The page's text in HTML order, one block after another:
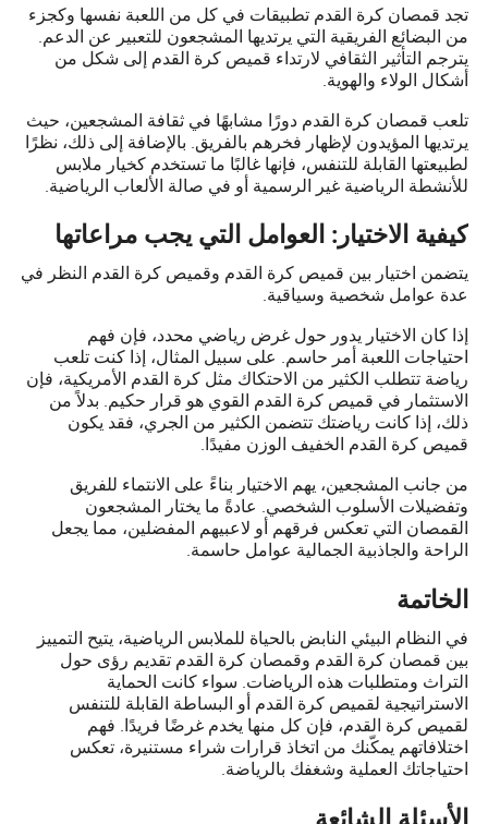
تجد قمصان كرة القدم تطبيقات في كل من اللعبة نفسها وكجزء
من البضائع الفريقية التي يرتديها المشجعون للتعبير عن الدعم.
يترجم التأثير الثقافي لارتداء قميص كرة القدم إلى شكل من
أشكال الولاء والهوية.
تلعب قمصان كرة القدم دورًا مشابهًا في ثقافة المشجعين، حيث
يرتديها المؤيدون لإظهار فخرهم بالفريق. بالإضافة إلى ذلك، نظرًا
لطبيعتها القابلة للتنفس، فإنها غالبًا ما تستخدم كخيار ملابس
للأنشطة الرياضية غير الرسمية أو في صالة الألعاب الرياضية.
كيفية الاختيار: العوامل التي يجب مراعاتها
يتضمن اختيار بين قميص كرة القدم وقميص كرة القدم النظر في
عدة عوامل شخصية وسياقية.
إذا كان الاختيار يدور حول غرض رياضي محدد، فإن فهم
احتياجات اللعبة أمر حاسم. على سبيل المثال، إذا كنت تلعب
رياضة تتطلب الكثير من الاحتكاك مثل كرة القدم الأمريكية، فإن
الاستثمار في قميص كرة القدم القوي هو قرار حكيم. بدلاً من
ذلك، إذا كانت رياضتك تتضمن الكثير من الجري، فقد يكون
قميص كرة القدم الخفيف الوزن مفيدًا.
من جانب المشجعين، يهم الاختيار بناءً على الانتماء للفريق
وتفضيلات الأسلوب الشخصي. عادةً ما يختار المشجعون
القمصان التي تعكس فرقهم أو لاعبيهم المفضلين، مما يجعل
الراحة والجاذبية الجمالية عوامل حاسمة.
الخاتمة
في النظام البيئي النابض بالحياة للملابس الرياضية، يتيح التمييز
بين قمصان كرة القدم وقمصان كرة القدم تقديم رؤى حول
التراث ومتطلبات هذه الرياضات. سواء كانت الحماية
الاستراتيجية لقميص كرة القدم أو البساطة القابلة للتنفس
لقميص كرة القدم، فإن كل منها يخدم غرضًا فريدًا. فهم
اختلافاتهم يمكّنك من اتخاذ قرارات شراء مستنيرة، تعكس
احتياجاتك العملية وشغفك بالرياضة.